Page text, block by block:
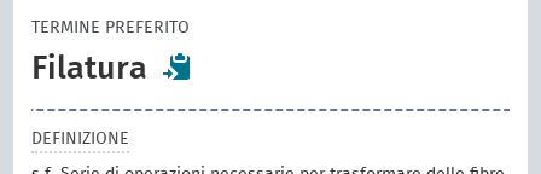
ricerca
TERMINE PREFERITO
Filatura
DEFINIZIONE